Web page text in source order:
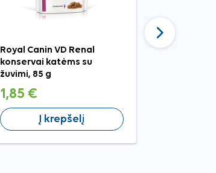
Royal Canin VD Renal
konservai katėms su
žuvimi, 85 g
1,85 €
Į krepšelį